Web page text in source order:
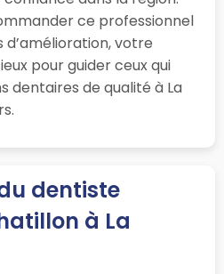
ce professionnel
d’amélioration, votre
pour guider ceux qui
dentaires de qualité à La
dentiste
à La